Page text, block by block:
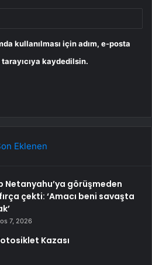
kullanılması için adım, e-posta
kaydedilsin.
Eklenen
Netanyahu’ya görüşmeden
çekti: ‘Amacı beni savaşta
7, 2026
Kazası